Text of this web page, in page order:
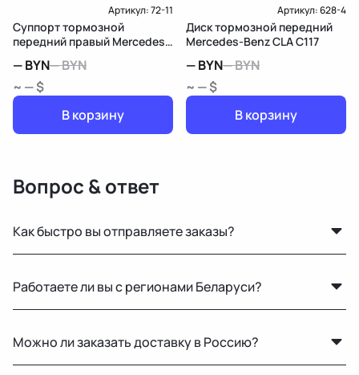
Артикул:72-11
Суппорт тормозной
передний правый Mercedes-
—BYN—BYN
~ — $
В корзину
Артикул:628-4
Диск тормозной передний
Mercedes-Benz CLA C117
—BYN—BYN
~ — $
В корзину
Вопрос & ответ
Как быстро вы отправляете заказы?
страны доставка занимает от 1 до 5 дней в
зависимости от транспортной компании.
Работаете ли вы с регионами Беларуси?
Беларусь удобными транспортными службами.
Можно ли заказать доставку в Россию?